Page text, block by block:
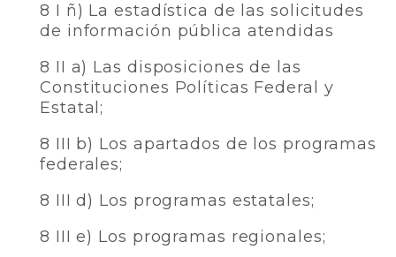
8 I ñ) La estadística de las solicitudes
de información pública atendidas
8 II a) Las disposiciones de las
Constituciones Políticas Federal y
Estatal;
8 III b) Los apartados de los programas
federales;
8 III d) Los programas estatales;
8 III e) Los programas regionales;